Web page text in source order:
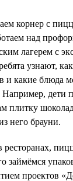
корнер с
над
лагерем с
узнают,
и какие блюда
Например, дети
плитку
него брауни.
займёмся
проектов